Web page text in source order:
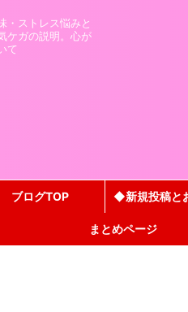
・ストレス悩みと
ケガの説明。心が
て
ブログTOP ◆新規投稿と
まとめページ